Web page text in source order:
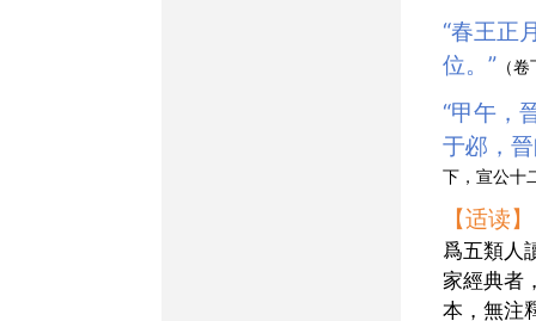
“春王正月，公即
位。” （
“甲午，晉侯、楚子戰
于邲，
下，宣公十
【适读】
爲五類人
家經典者
本，無注